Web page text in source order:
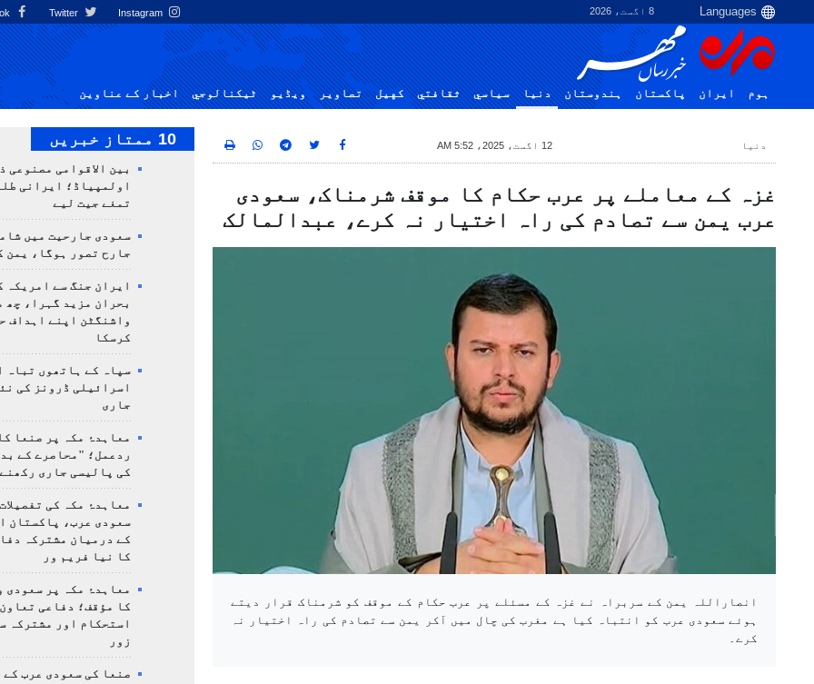
8 اگست، 2026 Instagram
ہوم ایران پاکستان ہندوستان دنیا سياسي ثقافتي کهيل تصاوير ویڈیو ٹيكنالوجي اخبار کے عناوین
دنیا 12 اگست، 2025، 5:52 AM
غزہ کے معاملے پر عرب حکام کا موقف شرمناک، سعودی
عرب یمن سے تصادم کی راہ اختیار نہ کرے، عبدالمالک
انصاراللہ یمن کے سربراہ نے غزہ کے مسئلے پر عرب حکام کے موقف کو شرمناک قرار دیتے
ہوئے سعودی عرب کو انتباہ کیا ہے مغرب کی چال میں آکر یمن سے تصادم کی راہ اختیار نہ
کرے۔
10 ممتاز خبریں
بین الاقوامی مصنوعی
تمغے جیت لیے
سعودی جارحیت میں
جارح تصور ہوگا، یمن
ایران جنگ سے امریکہ
بحران مزید گہرا، چھ
واشنگٹن اپنے اہداف
کرسکا
سپاہ کے ہاتھوں تباہ
اسرائیلی ڈرونز کی
جاری
معاہدۂ مکہ پر صنعا
ردعمل؛ "محاصرے کے
کی پالیسی جاری رکھنے
معاہدۂ مکہ کی
سعودی عرب، پاکستان
کے درمیان مشترکہ
کا نیا فریم ور
معاہدۂ مکہ پر سعودی
کا مؤقف؛ دفاعی
استحکام اور مشترکہ
زور
صنعا کی سعودی عرب کے